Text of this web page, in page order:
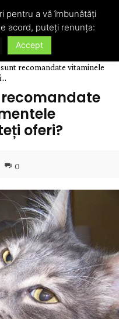
recomandate vitaminele
oferi?
0
pentru a vă îmbunătăți
acord, puteți renunța:
Accept